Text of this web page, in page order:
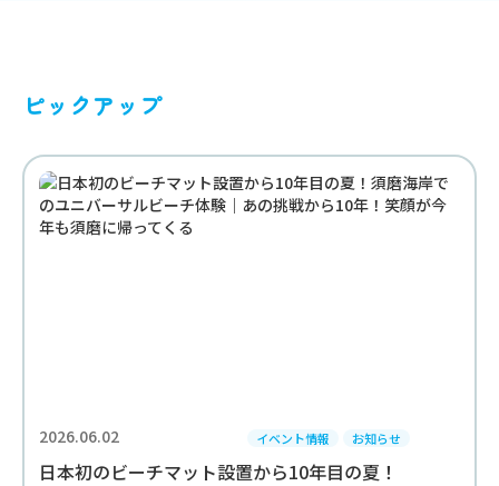
ピックアップ
2026.06.02 イベント情報 お知らせ
日本初のビーチマット設置から10年目の夏！